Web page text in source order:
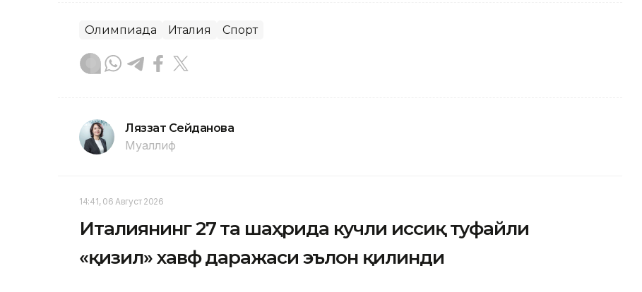
Олимпиада Италия Спорт
Ляззат Сейданова
Муаллиф
14:41, 06 Август 2026
Италиянинг 27 та шаҳрида кучли иссиқ туфайли
«қизил» хавф даражаси эълон қилинди